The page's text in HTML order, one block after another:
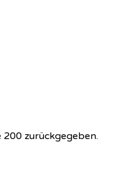
zurückgegeben.